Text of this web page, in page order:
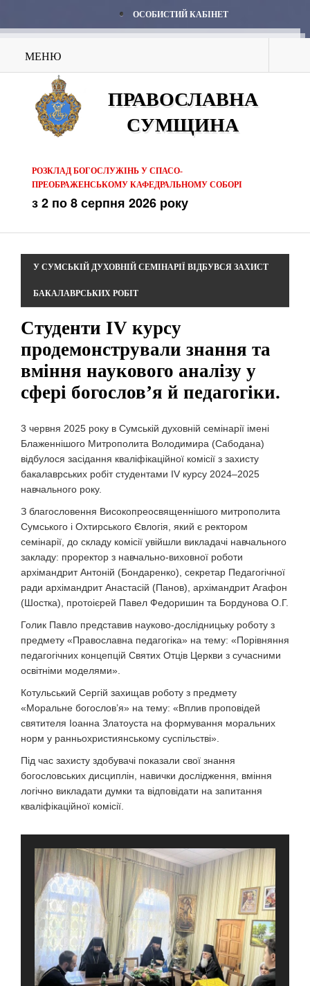
ОСОБИСТИЙ КАБІНЕТ
МЕНЮ
ПРАВОСЛАВНА
СУМЩИНА
РОЗКЛАД БОГОСЛУЖІНЬ У СПАСО-
ПРЕОБРАЖЕНСЬКОМУ КАФЕДРАЛЬНОМУ СОБОРІ
з 2 по 8 серпня 2026 року
У СУМСЬКІЙ ДУХОВНІЙ СЕМІНАРІЇ ВІДБУВСЯ ЗАХИСТ
БАКАЛАВРСЬКИХ РОБІТ
Студенти IV курсу
продемонстрували знання та
вміння наукового аналізу у
сфері богослов’я й педагогіки.
3 червня 2025 року в Сумській духовній семінарії імені
Блаженнішого Митрополита Володимира (Сабодана)
відбулося засідання кваліфікаційної комісії з захисту
бакалаврських робіт студентами IV курсу 2024–2025
навчального року.
З благословення Високопреосвященнішого митрополита
Сумського і Охтирського Євлогія, який є ректором
семінарії, до складу комісії увійшли викладачі навчального
закладу: проректор з навчально-виховної роботи
архімандрит Антоній (Бондаренко), секретар Педагогічної
ради архімандрит Анастасій (Панов), архімандрит Агафон
(Шостка), протоієрей Павел Федоришин та Бордунова О.Г.
Голик Павло представив науково-дослідницьку роботу з
предмету «Православна педагогіка» на тему: «Порівняння
педагогічних концепцій Святих Отців Церкви з сучасними
освітніми моделями».
Котульський Сергій захищав роботу з предмету
«Моральне богослов’я» на тему: «Вплив проповідей
святителя Іоанна Златоуста на формування моральних
норм у ранньохристиянському суспільстві».
Під час захисту здобувачі показали свої знання
богословських дисциплін, навички дослідження, вміння
логічно викладати думки та відповідати на запитання
кваліфікаційної комісії.